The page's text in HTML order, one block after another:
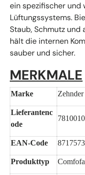
ein spezifischer und
Lüftungssystems.
Staub, Schmutz und
hält die internen
sauber und sicher.
MERKMALE
Marke Zehnder
Lieferantenc
ode
EAN-Code
Produkttyp